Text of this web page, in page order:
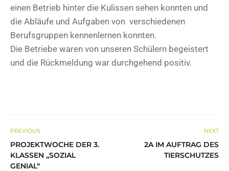
einen Betrieb hinter die Kulissen sehen konnten und
die Abläufe und Aufgaben von verschiedenen
Berufsgruppen kennenlernen konnten.
Die Betriebe waren von unseren Schülern begeistert
und die Rückmeldung war durchgehend positiv.
PREVIOUS
PROJEKTWOCHE DER 3.
KLASSEN „SOZIAL
GENIAL“
NEXT
2A IM AUFTRAG DES
TIERSCHUTZES